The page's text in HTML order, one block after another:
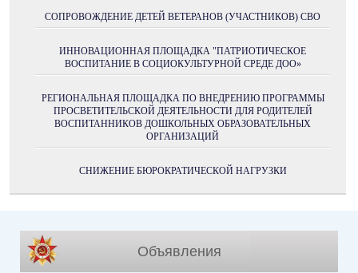
СОПРОВОЖДЕНИЕ ДЕТЕЙ ВЕТЕРАНОВ (УЧАСТНИКОВ) СВО
ИННОВАЦИОННАЯ ПЛОЩАДКА "ПАТРИОТИЧЕСКОЕ
ВОСПИТАНИЕ В СОЦИОКУЛЬТУРНОЙ СРЕДЕ ДОО»
РЕГИОНАЛЬНАЯ ПЛОЩАДКА ПО ВНЕДРЕНИЮ ПРОГРАММЫ
ПРОСВЕТИТЕЛЬСКОЙ ДЕЯТЕЛЬНОСТИ ДЛЯ РОДИТЕЛЕЙ
ВОСПИТАННИКОВ ДОШКОЛЬНЫХ ОБРАЗОВАТЕЛЬНЫХ
ОРГАНИЗАЦИЙ
СНИЖЕНИЕ БЮРОКРАТИЧЕСКОЙ НАГРУЗКИ
Объявления